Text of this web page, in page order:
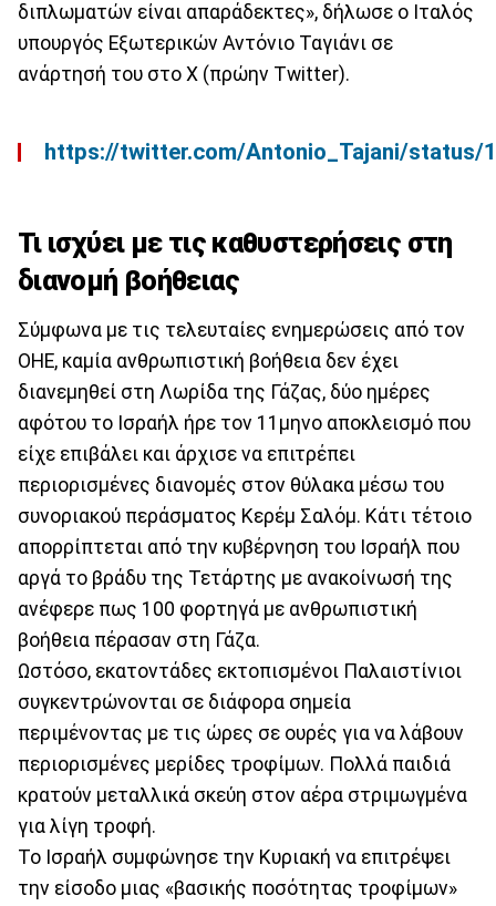
διπλωματών είναι απαράδεκτες», δήλωσε ο Ιταλός
υπουργός Εξωτερικών Αντόνιο Ταγιάνι σε
ανάρτησή του στο Χ (πρώην Twitter).
https://twitter.com/Antonio_Tajani/status/
Τι ισχύει με τις καθυστερήσεις στη
διανομή βοήθειας
Σύμφωνα με τις τελευταίες ενημερώσεις από τον
ΟΗΕ, καμία ανθρωπιστική βοήθεια δεν έχει
διανεμηθεί στη Λωρίδα της Γάζας, δύο ημέρες
αφότου το Ισραήλ ήρε τον 11μηνο αποκλεισμό που
είχε επιβάλει και άρχισε να επιτρέπει
περιορισμένες διανομές στον θύλακα μέσω του
συνοριακού περάσματος Κερέμ Σαλόμ. Κάτι τέτοιο
απορρίπτεται από την κυβέρνηση του Ισραήλ που
αργά το βράδυ της Τετάρτης με ανακοίνωσή της
ανέφερε πως 100 φορτηγά με ανθρωπιστική
βοήθεια πέρασαν στη Γάζα.
Ωστόσο, εκατοντάδες εκτοπισμένοι Παλαιστίνιοι
συγκεντρώνονται σε διάφορα σημεία
περιμένοντας με τις ώρες σε ουρές για να λάβουν
περιορισμένες μερίδες τροφίμων. Πολλά παιδιά
κρατούν μεταλλικά σκεύη στον αέρα στριμωγμένα
για λίγη τροφή.
Το Ισραήλ συμφώνησε την Κυριακή να επιτρέψει
την είσοδο μιας «βασικής ποσότητας τροφίμων»